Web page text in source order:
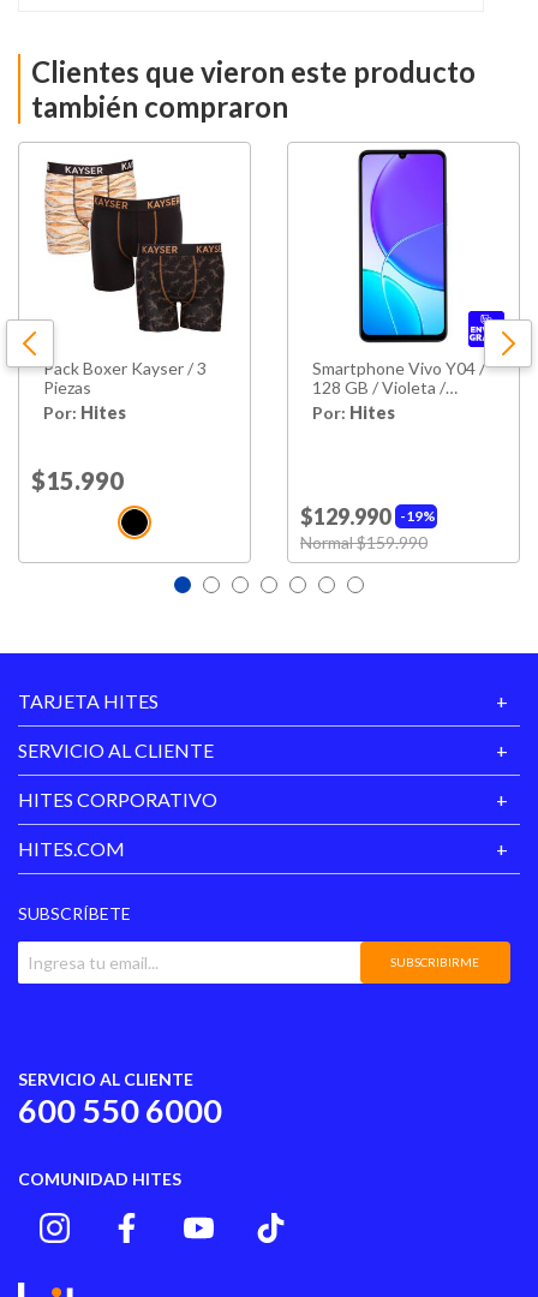
Clientes que vieron este producto
también compraron
Pack Boxer Kayser / 3
Piezas
Por: Hites
Price reduced from
$15.990
Smartphone Vivo Y04 /
128 GB / Violeta /
Liberado
Por: Hites
19%
$129.990
Price reduced from
Normal $159.990
TARJETA HITES
SERVICIO AL CLIENTE
HITES CORPORATIVO
HITES.COM
SUBSCRÍBETE
SUBSCRIBIRME
SERVICIO AL CLIENTE
600 550 6000
COMUNIDAD HITES